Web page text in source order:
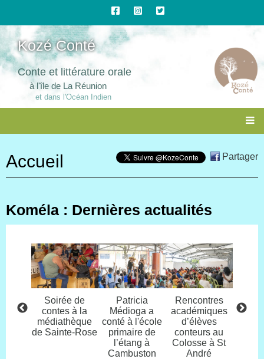
Kozé Conté
Conte et littérature orale
à l'île de La Réunion
et dans l'Océan Indien
Partager
Accueil
Koméla : Dernières actualités
:
Soirée de
contes à la
médiathèque
de Sainte-Rose
Patricia
Médioga a
conté à l'école
primaire de
l’étang à
Cambuston
Rencontres
académiques
d’élèves
conteurs au
Colosse à St
André